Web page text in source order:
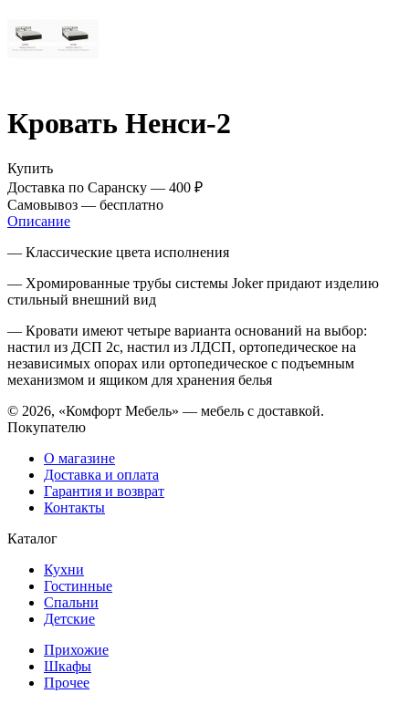
Кровать Ненси-2
Купить
Доставка по Саранску — 400 ₽
Самовывоз — бесплатно
Описание
— Классические цвета исполнения
— Хромированные трубы системы Joker придают изделию
стильный внешний вид
— Кровати имеют четыре варианта оснований на выбор:
настил из ДСП 2с, настил из ЛДСП, ортопедическое на
независимых опорах или ортопедическое с подъемным
механизмом и ящиком для хранения белья
© 2026, «Комфорт Мебель» — мебель с доставкой.
Покупателю
О магазине
Доставка и оплата
Гарантия и возврат
Контакты
Каталог
Кухни
Гостинные
Спальни
Детские
Прихожие
Шкафы
Прочее